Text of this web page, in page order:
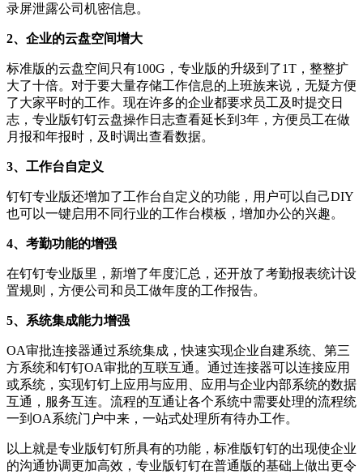
录屏泄露公司机密信息。
2、企业的云盘空间增大
标准版的云盘空间只有100G，专业版的升级到了1T，整整扩
大了十倍。对于要大量存储工作信息的上班族来说，无疑方便
了大家平时的工作。现在许多的企业都要求员工及时提交日
志，专业版钉钉云盘操作日志查看延长到3年，方便员工在做
月报和年报时，及时调出查看数据。
3、工作台自定义
钉钉专业版还增加了工作台自定义的功能，用户可以自己DIY
也可以一键启用不同行业的工作台模板，增加办公的兴趣。
4、考勤功能的增强
在钉钉专业版里，新增了年度汇总，还开放了考勤报表统计设
置规则，方便公司和员工做年度的工作报告。
5、系统集成能力增强
OA审批连接器通过系统集成，快速实现企业自建系统、第三
方系统和钉钉OA审批的互联互通。通过连接器可以连接应用
或系统，实现钉钉上应用与应用、应用与企业内部系统的数据
互通，服务互连。流程的互通让各个系统中需要处理的流程统
一到OA系统门户中来，一站式处理所有待办工作。
以上就是专业版钉钉所具有的功能，标准版钉钉的出现使企业
的沟通协调更加高效，专业版钉钉在普通版的基础上做出更令